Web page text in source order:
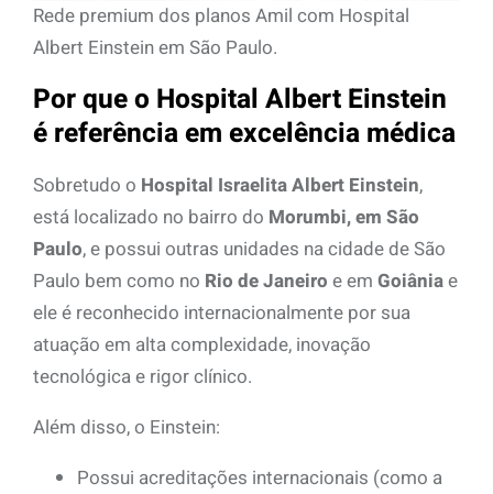
Rede premium dos planos Amil com Hospital
Albert Einstein em São Paulo.
Por que o Hospital Albert Einstein
é referência em excelência médica
Sobretudo o Hospital Israelita Albert Einstein,
está localizado no bairro do Morumbi, em São
Paulo, e possui outras unidades na cidade de São
Paulo bem como no Rio de Janeiro e em Goiâniae
ele é reconhecido internacionalmente por sua
atuação em alta complexidade, inovação
tecnológica e rigor clínico.
Além disso, o Einstein:
Possui acreditações internacionais (como a